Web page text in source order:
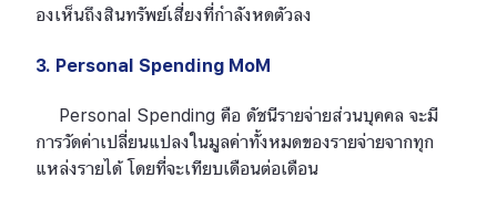
องเห็นถึงสินทรัพย์เสี่ยงที่กำลังหดตัวลง
3. Personal Spending MoM
Personal Spending คือ ดัชนีรายจ่ายส่วนบุคคล จะมี
การวัดค่าเปลี่ยนแปลงในมูลค่าทั้งหมดของรายจ่ายจากทุก
แหล่งรายได้ โดยที่จะเทียบเดือนต่อเดือน